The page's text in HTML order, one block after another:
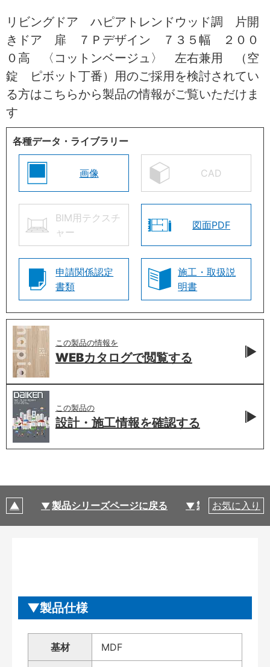
リビングドア ハピアトレンドウッド調 片開
きドア 扉 ７Ｐデザイン ７３５幅 ２００
０高 〈コットンベージュ〉 左右兼用 （空
錠 ピボット丁番）用のご採用を検討されてい
る方はこちらから製品の情報がご覧いただけま
す
各種データ・ライブラリー
画像 CAD
BIM用テクスチ
ャー
図面PDF
申請関係認定
書類
施工・取扱説
明書
この製品の情報を
WEBカタログで閲覧する
この製品の
設計・施工情報を確認する
製品シリーズページに戻る 製品仕様
お気に入り
製品仕様
基材 MDF